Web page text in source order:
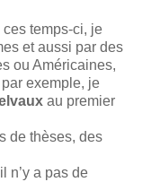
temps-ci, je
et aussi par des
ou Américaines,
exemple, je
au premier
de thèses, des
n’y a pas de